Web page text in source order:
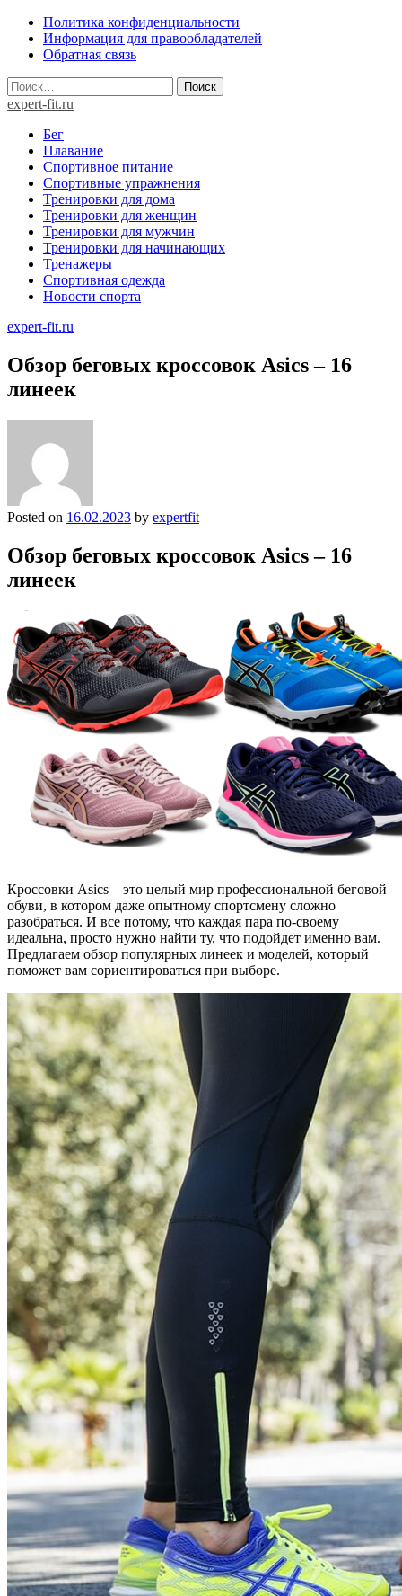
Skip
content
Политика конфиденциальности
Информация для правообладателей
Обратная связь
Найти:
expert-fit.ru
Бег
Плавание
Спортивное питание
Спортивные упражнения
Тренировки для дома
Тренировки для женщин
Тренировки для мужчин
Тренировки для начинающих
Тренажеры
Спортивная одежда
Новости спорта
expert-fit.ru
Обзор беговых кроссовок Asics – 16
линеек
Posted on 16.02.2023 by expertfit
Обзор беговых кроссовок Asics – 16
линеек
Кроссовки Asics – это целый мир профессиональной беговой
обуви, в котором даже опытному спортсмену сложно
разобраться. И все потому, что каждая пара по-своему
идеальна, просто нужно найти ту, что подойдет именно вам.
Предлагаем обзор популярных линеек и моделей, который
поможет вам сориентироваться при выборе.